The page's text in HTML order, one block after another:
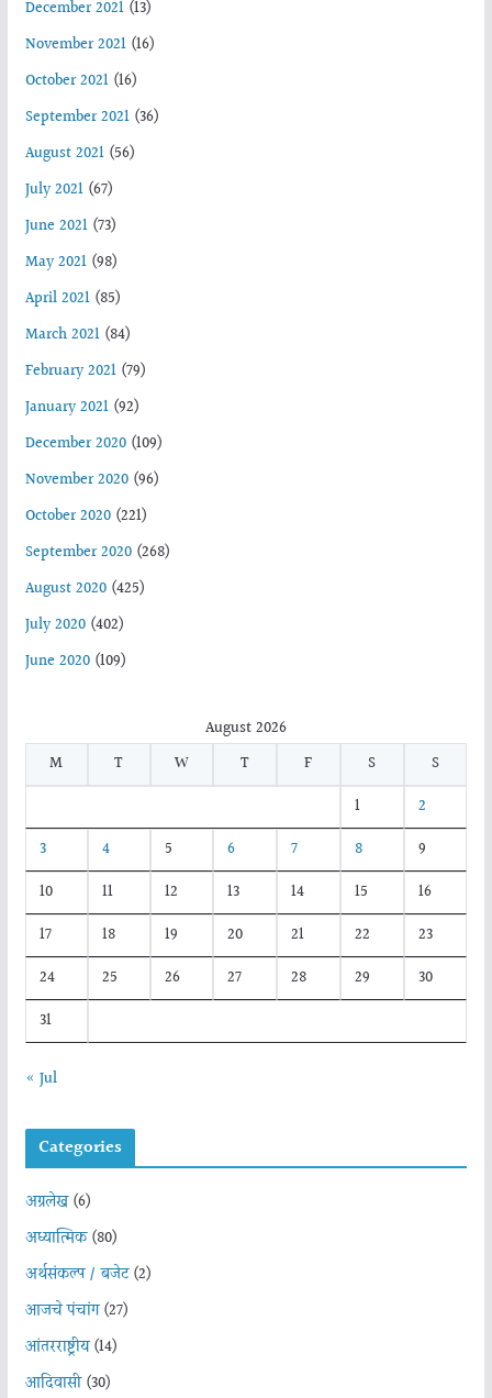
December 2021(13)
November 2021(16)
October 2021(16)
September 2021(36)
August 2021(56)
July 2021(67)
June 2021(73)
May 2021(98)
April 2021(85)
March 2021(84)
February 2021(79)
January 2021(92)
December 2020(109)
November 2020(96)
October 2020(221)
September 2020(268)
August 2020(425)
July 2020(402)
June 2020(109)
August 2026
M
T W T F S
S
1
2
3
4 5 6 7 8
9
10
11 12 13 14 15
16
17
18 19 20 21 22
23
24
25 26 27 28 29
30
31
« Jul
Categories
अग्रलेख(6)
अध्यात्मिक(80)
अर्थसंकल्प / बजेट(2)
आजचे पंचांग(27)
आंतरराष्ट्रीय(14)
आदिवासी(30)